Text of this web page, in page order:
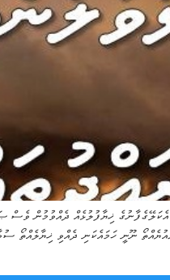
އެކަލޭގެފާނުގެ ޚިޔާފުލުޅެއް ދެއްވުމުން
ނޫނީ ހަމައެކަނި ދެއްވި ޚިޔާލެއްތޯ